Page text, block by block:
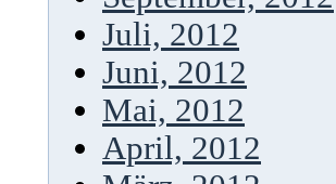
Juli, 2012
Juni, 2012
Mai, 2012
April, 2012